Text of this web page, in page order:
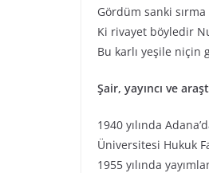
Gördüm sanki
Ki rivayet böyledir
Bu karlı yeşile niçin
Şair, yayıncı ve
1940 yılında
Üniversitesi Hukuk
1955 yılında